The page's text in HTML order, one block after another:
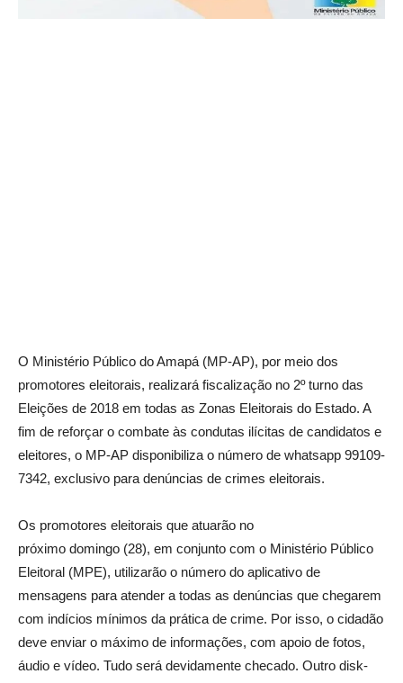
O Ministério Público do Amapá (MP-AP), por meio dos
promotores eleitorais, realizará fiscalização no 2º turno das
Eleições de 2018 em todas as Zonas Eleitorais do Estado. A
fim de reforçar o combate às condutas ilícitas de candidatos e
eleitores, o MP-AP disponibiliza o número de whatsapp 99109-
7342, exclusivo para denúncias de crimes eleitorais.
Os promotores eleitorais que atuarão no
próximo domingo (28), em conjunto com o Ministério Público
Eleitoral (MPE), utilizarão o número do aplicativo de
mensagens para atender a todas as denúncias que chegarem
com indícios mínimos da prática de crime. Por isso, o cidadão
deve enviar o máximo de informações, com apoio de fotos,
áudio e vídeo. Tudo será devidamente checado. Outro disk-